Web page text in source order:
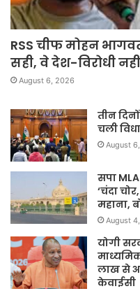
RSS चीफ मोहन
सही, वे देश-विरोधी
August 6, 2026
तीन
चली
August
सपा
‘चंदा
महाना,
August
योगी
लाख से
केवाईसी